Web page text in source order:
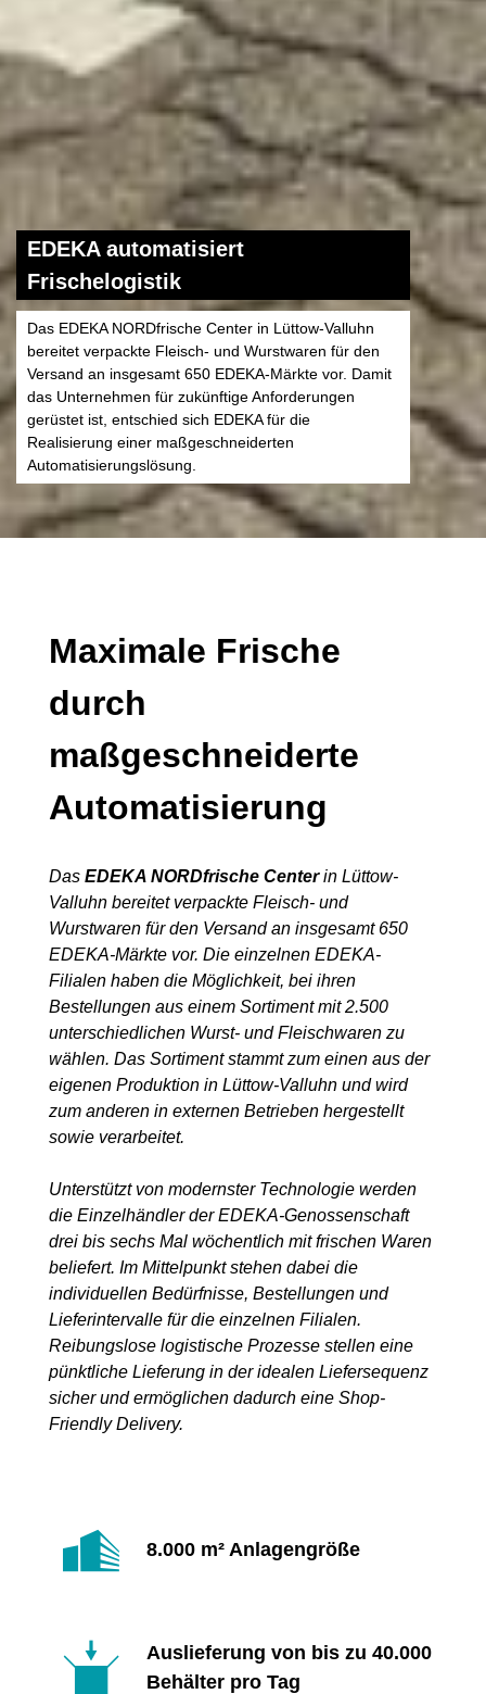
EDEKA automatisiert
Frischelogistik
Das EDEKA NORDfrische Center in Lüttow-Valluhn
bereitet verpackte Fleisch- und Wurstwaren für den
Versand an insgesamt 650 EDEKA-Märkte vor. Damit
das Unternehmen für zukünftige Anforderungen
gerüstet ist, entschied sich EDEKA für die
Realisierung einer maßgeschneiderten
Automatisierungslösung.
Maximale Frische
durch
maßgeschneiderte
Automatisierung
Das EDEKA NORDfrische Centerin Lüttow-
Valluhn bereitet verpackte Fleisch- und
Wurstwaren für den Versand an insgesamt 650
EDEKA-Märkte vor. Die einzelnen EDEKA-
Filialen haben die Möglichkeit, bei ihren
Bestellungen aus einem Sortimentmit 2.500
unterschiedlichen Wurst- und Fleischwaren zu
wählen. Das Sortiment stammt zum einen aus der
eigenen Produktion in Lüttow-Valluhn und wird
zum anderen in externen Betrieben hergestellt
sowie verarbeitet.
Unterstützt von modernster Technologie werden
die Einzelhändlerder EDEKA-Genossenschaft
drei bis sechs Mal wöchentlich mit frischen Waren
beliefert. Im Mittelpunkt stehen dabei die
individuellen Bedürfnisse, Bestellungen und
Lieferintervalle für die einzelnen Filialen.
Reibungslose logistische Prozesse stellen eine
pünktliche Lieferung in der idealen Liefersequenz
sicher und ermöglichen dadurch eine Shop-
Friendly Delivery.
8.000 m² Anlagengröße
Auslieferung von bis zu 40.000
Behälter pro Tag